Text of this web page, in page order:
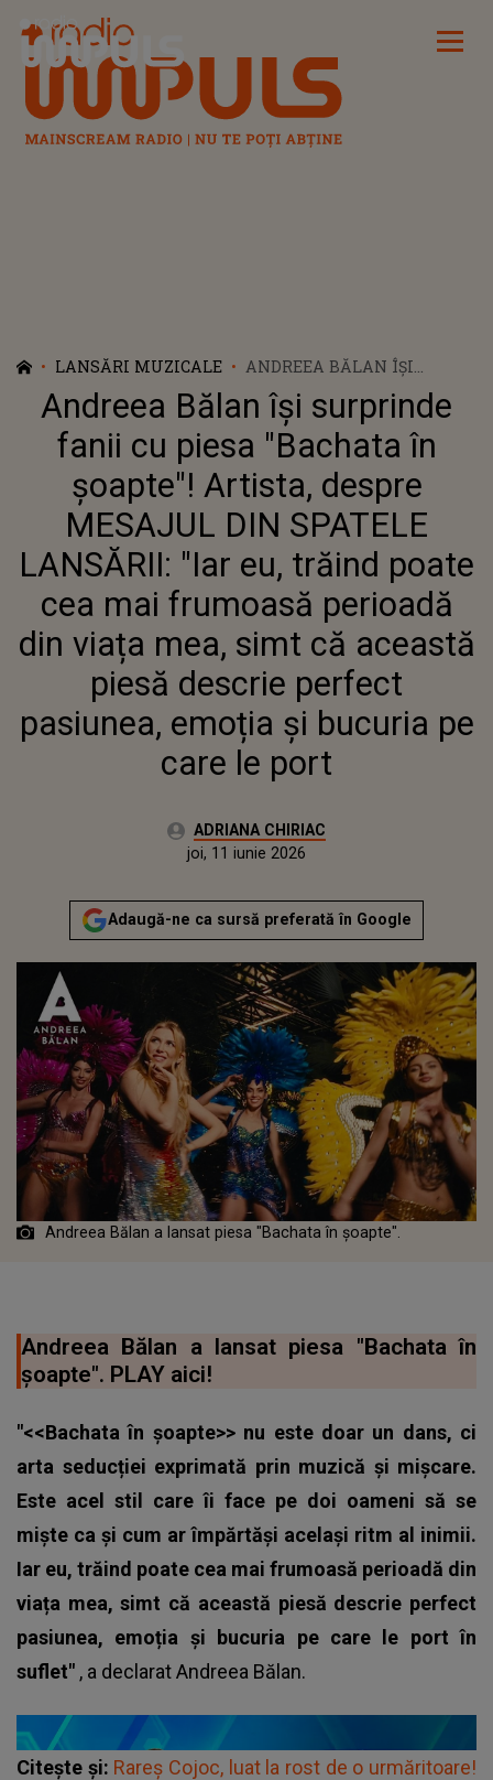
Radio Impuls
LANSĂRI MUZICALE
ANDREEA BĂLAN ÎȘI
SURPRINDE FANII CU PIESA
"BACHATA ÎN ȘOAPTE"!
ARTISTA, DESPRE MESAJUL
DIN SPATELE LANSĂRII:
"IAR EU, TRĂIND POATE CEA
MAI FRUMOASĂ PERIOADĂ
DIN VIAȚA MEA, SIMT CĂ
ACEASTĂ PIESĂ DESCRIE
PERFECT PASIUNEA,
EMOȚIA ȘI BUCURIA PE
CARE LE PORT
Andreea Bălan își surprinde
fanii cu piesa "Bachata în
șoapte"! Artista, despre
MESAJUL DIN SPATELE
LANSĂRII: "Iar eu, trăind poate
cea mai frumoasă perioadă
din viața mea, simt că această
piesă descrie perfect
pasiunea, emoția și bucuria pe
care le port
Autor:ADRIANA CHIRIAC
Actualizat:
joi, 11 iunie 2026
Adaugă-ne ca sursă preferată în Google
Andreea Bălan a lansat piesa "Bachata în șoapte".
Andreea Bălan a lansat piesa "Bachata în
șoapte". PLAY aici!
"<<Bachata în șoapte>> nu este doar un dans, ci
arta seducției exprimată prin muzică și mișcare.
Este acel stil care îi face pe doi oameni să se
miște ca și cum ar împărtăși același ritm al inimii.
Iar eu, trăind poate cea mai frumoasă perioadă din
viața mea, simt că această piesă descrie perfect
pasiunea, emoția și bucuria pe care le port în
suflet" , a declaratAndreea Bălan.
Citește și: Rareș Cojoc, luat la rost de o urmăritoare!